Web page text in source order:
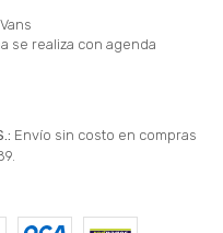
se realiza con agenda
Envío sin costo en compras